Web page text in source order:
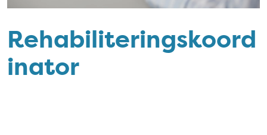
Rehabiliteringskoord
inator